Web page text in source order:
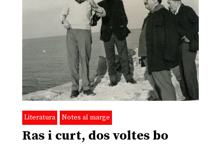
Literatura Notes al marge
Ras i curt, dos voltes bo